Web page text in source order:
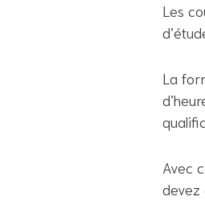
Les
La
Avec
devez